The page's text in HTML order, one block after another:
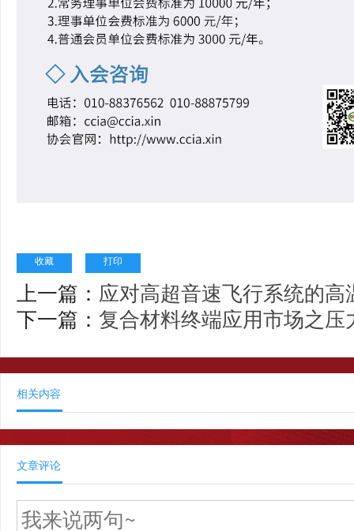
收藏 打印
上一篇： 应对高超音速飞行系统的高
下一篇： 复合材料终端应用市场之压
相关内容
文章评论